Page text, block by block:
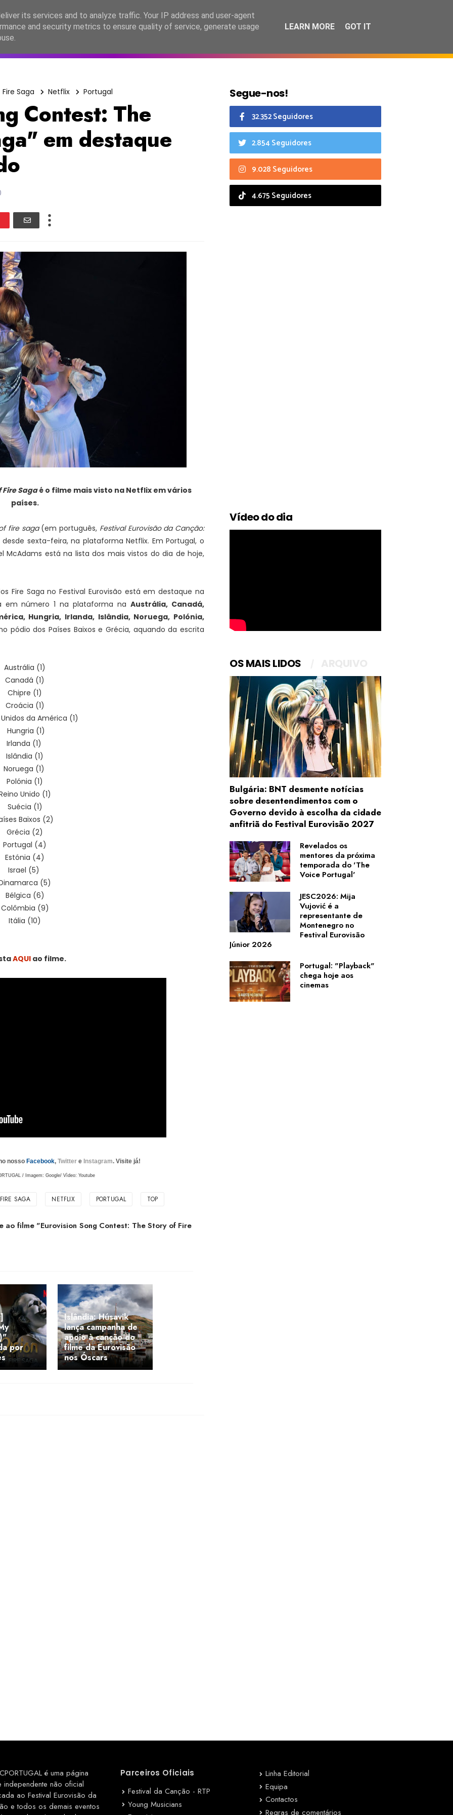
EASC2026 PORTUGAL LANÇAMENTOS ESPECIAIS CALENDÁRIO
Saga Netflix Portugal
Contest: The
em destaque
Fire Sagaé o filme mais visto na Netflix em vários
países.
fire saga(em português, Festival Eurovisão da Canção:
sexta-feira, na plataforma Netflix. Em Portugal, o
McAdams está na lista dos mais vistos do dia de hoje,
Fire Saga no Festival Eurovisão está em destaque na
em número 1 na plataforma naAustrália, Canadá,
Hungria, Irlanda, Islândia, Noruega, Polónia,
pódio dos Países Baixos e Grécia, aquando da escrita
Austrália (1)
Canadá (1)
Chipre (1)
Croácia (1)
da América (1)
Hungria (1)
Irlanda (1)
Islândia (1)
Noruega (1)
Polónia (1)
Unido (1)
Suécia (1)
Baixos (2)
Grécia (2)
Portugal (4)
Estónia (4)
Israel (5)
(5)
Bélgica (6)
Colômbia (9)
Itália (10)
AQUI ao filme.
nosso Facebook, Twitter e Instagram. Visite já!
/ Imagem: Google/ Vìdeo: Youtube
SAGA NETFLIX PORTUGAL TOP
ao filme "Eurovision Song Contest: The Story of Fire
por
Islândia: Húsavik
lança campanha de
apoio à canção do
filme da Eurovisão
nos Óscars
Segue-nos!
32.352 Seguidores
2.854 Seguidores
9.028 Seguidores
4.675 Seguidores
Vídeo do dia
OS MAIS LIDOS
Bulgária: BNT desmente notícias
sobre desentendimentos com o
Governo devido à escolha da cidade
anfitriã do Festival Eurovisão 2027
Revelados os
mentores da próxima
temporada do 'The
Voice Portugal'
JESC2026: Mija
Vujović é a
representante de
Montenegro no
Festival Eurovisão
Júnior 2026
Portugal: "Playback"
chega hoje aos
cinemas
é uma página
independente não oficial
ao Festival Eurovisão da
e todos os demais eventos
Parceiros Oficiais
Festival da Canção - RTP
Young Musicians
Linha Editorial
Equipa
Contactos
Regras de comentários
its services and to analyze traffic. Your IP address and user-agent
and security metrics to ensure quality of service, generate usage
LEARN MORE GOT IT